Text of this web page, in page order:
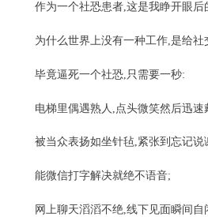
作为一个社恐患者,这是我睁开眼后
为什么世界上没有一种工作,是给社
毕竟逼死一个社恐,只需要一秒:
电梯里偶遇熟人,点头微笑然后迅速
被当众表扬如坐针毡,紧张到忘记说
能微信打字解决就绝不语音;
网上聊天滔滔不绝,线下见面瞬间